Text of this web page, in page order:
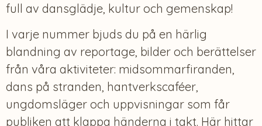
full av dansglädje, kultur och gemenskap!
I varje nummer bjuds du på en härlig
blandning av reportage, bilder och berättelser
från våra aktiviteter: midsommarfiranden,
dans på stranden, hantverkscaféer,
ungdomsläger och uppvisningar som får
publiken att klappa händerna i takt. Här hittar